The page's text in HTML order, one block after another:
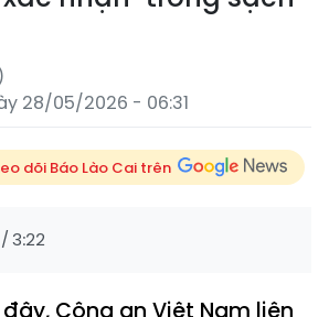
28/05/2026 - 06:31
dõi Báo Lào Cai trên
/3:22
Công an Việt Nam liên